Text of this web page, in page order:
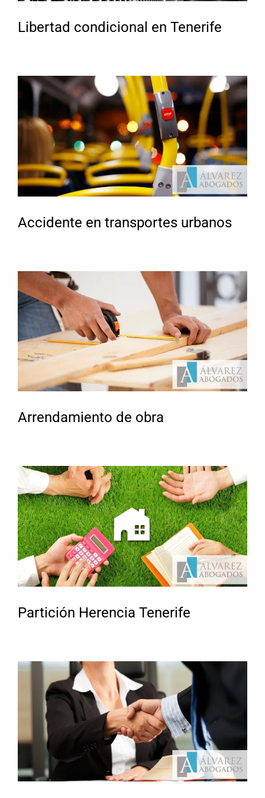
Libertad condicional en Tenerife
Accidente en transportes urbanos
Arrendamiento de obra
Partición Herencia Tenerife